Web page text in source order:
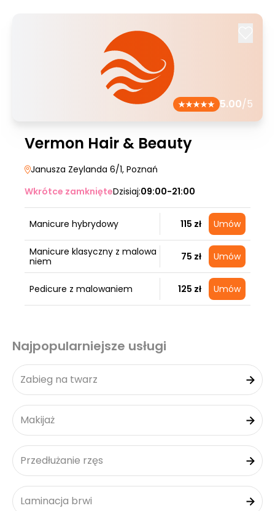
5.00/5
Vermon Hair & Beauty
Janusza Zeylanda 6/1, Poznań
Wkrótce zamknięteDzisiaj:09:00-21:00
Manicure hybrydowy 115 zł Umów
Manicure klasyczny z malowa
niem
75 zł Umów
Pedicure z malowaniem 125 zł Umów
Najpopularniejsze usługi
Zabieg na twarz
Makijaż
Przedłużanie rzęs
Laminacja brwi